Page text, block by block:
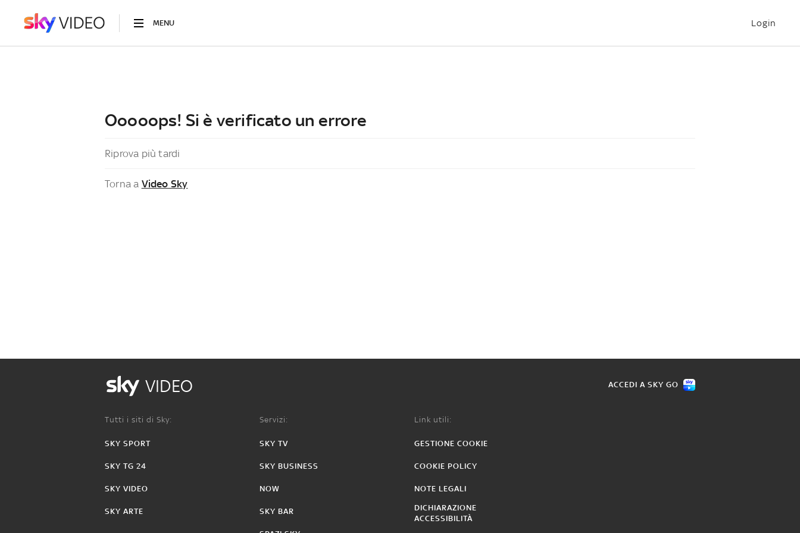
MENU Login
Ooooops! Si è verificato un errore
Riprova più tardi
Torna a Video Sky
VIDEO ACCEDI A SKY GO
Tutti i siti di Sky:
SKY SPORT
SKY TG 24
SKY VIDEO
SKY ARTE
Servizi:
SKY TV
SKY BUSINESS
NOW
SKY BAR
Link utili:
GESTIONE COOKIE
COOKIE POLICY
NOTE LEGALI
DICHIARAZIONE
ACCESSIBILITÀ